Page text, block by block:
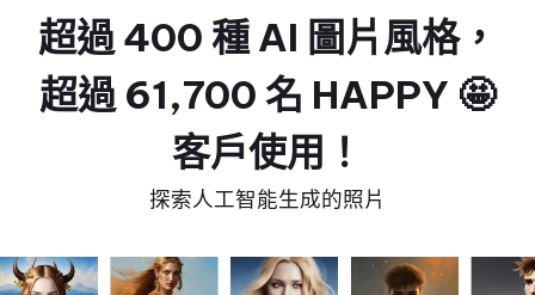
超過 400 種 AI 圖片風格，
超過 61,700 名 HAPPY 🤩
客戶使用！
探索人工智能生成的照片